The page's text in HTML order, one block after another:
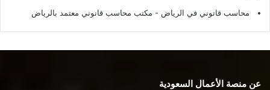
محاسب قانوني في الرياض - مكتب محاسب قانوني معتمد بالرياض
عن منصة الأعمال السعودية